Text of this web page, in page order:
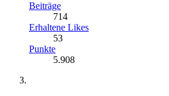
Beiträge
714
Erhaltene Likes
53
Punkte
5.908